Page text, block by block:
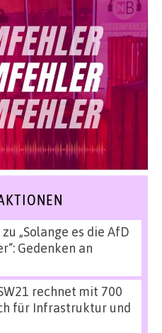
zu „Solange es die AfD
Gedenken an
rechnet mit 700
für Infrastruktur und